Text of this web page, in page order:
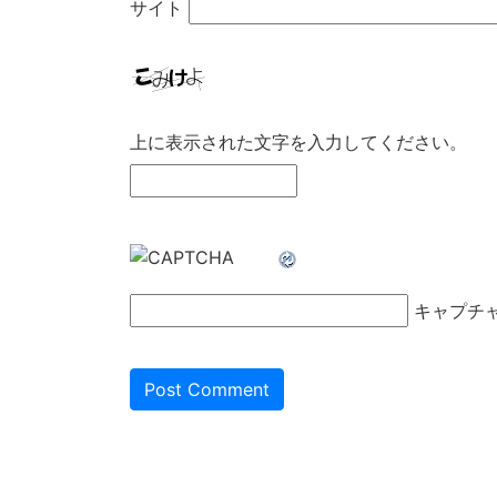
サイト
上に表示された文字を入力してください。
キャプチ